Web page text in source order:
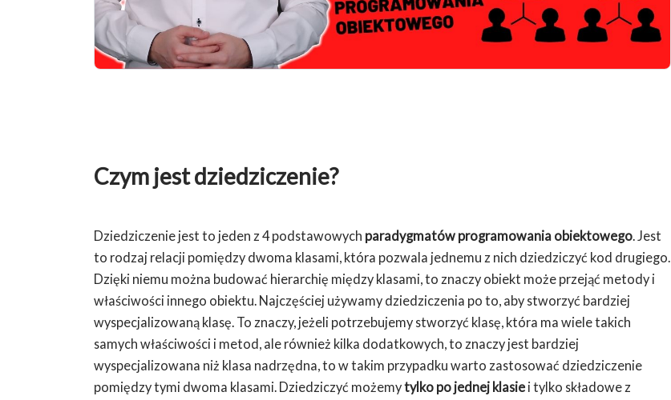
Czym jest dziedziczenie?
Dziedziczenie jest to jeden z 4 podstawowych paradygmatów programowania obiektowego. Jest
to rodzaj relacji pomiędzy dwoma klasami, która pozwala jednemu z nich dziedziczyć kod drugiego.
Dzięki niemu można budować hierarchię między klasami, to znaczy obiekt może przejąć metody i
właściwości innego obiektu. Najczęściej używamy dziedziczenia po to, aby stworzyć bardziej
wyspecjalizowaną klasę. To znaczy, jeżeli potrzebujemy stworzyć klasę, która ma wiele takich
samych właściwości i metod, ale również kilka dodatkowych, to znaczy jest bardziej
wyspecjalizowana niż klasa nadrzędna, to w takim przypadku warto zastosować dziedziczenie
pomiędzy tymi dwoma klasami. Dziedziczyć możemytylko po jednej klasie i tylko składowe z